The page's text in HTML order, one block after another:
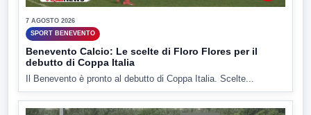
7 AGOSTO 2026
SPORT BENEVENTO
Benevento Calcio: Le scelte di Floro Flores per il
debutto di Coppa Italia
Il Benevento è pronto al debutto di Coppa Italia. Scelte...